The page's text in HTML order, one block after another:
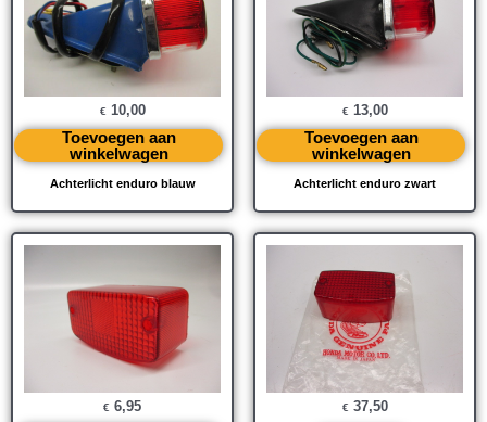
Achterlicht enduro blauw
€ 10,00
Toevoegen aan
winkelwagen
Achterlicht enduro zwart
€ 13,00
Toevoegen aan
winkelwagen
€ 6,95 € 37,50